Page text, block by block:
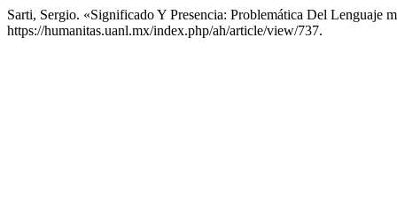
Sarti, Sergio. «Significado Y Presencia: Problemática Del Lenguaje
https://humanitas.uanl.mx/index.php/ah/article/view/737.